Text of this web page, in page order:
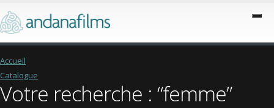
Accueil
Catalogue
Votre recherche : “femme”